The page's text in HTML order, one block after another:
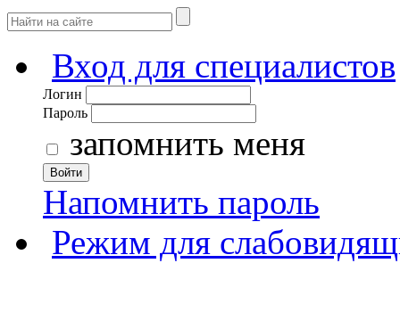
Вход для специалистов
Логин
Пароль
запомнить меня
Войти
Напомнить пароль
Режим для